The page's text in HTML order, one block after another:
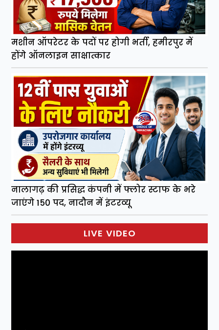
मशीन ऑपरेटर के पदों पर होगी भर्ती, हमीरपुर में
होंगे ऑनलाइन साक्षात्कार
नालागढ़ की प्रसिद्ध कंपनी में फ्लोर स्टाफ के भरे
जाएंगे 150 पद, नादौन में इंटरव्यू
LIVE VIDEO